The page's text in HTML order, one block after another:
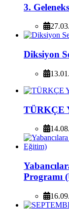
3.
Diksiyon
TÜRKÇE
Programı